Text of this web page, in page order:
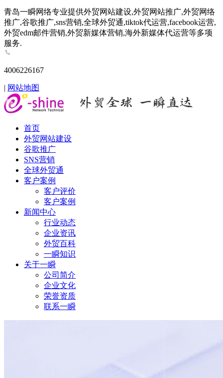
青岛一瞬网络专业提供外贸网站建设,外贸网站推广,外贸网络
推广,谷歌推广,sns营销,全球外贸通,tiktok代运营,facebook运营,
外贸edm邮件营销,外贸新媒体营销,海外新媒体代运营等多项
服务.
4006226167
| 网站地图
首页
外贸网站建设
谷歌推广
SNS营销
全球外贸通
客户案例
客户评价
客户案例
新闻中心
行业动态
企业资讯
外贸百科
一瞬知识
关于一瞬
公司简介
企业文化
荣誉资质
联系一瞬